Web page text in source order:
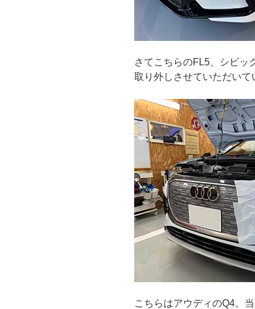
さてこちらのFL5、シビッ
取り外しさせていただいて
こちらはアウディのQ4。